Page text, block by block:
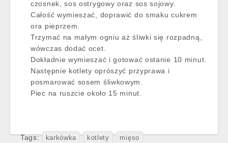
czosnek, sos ostrygowy oraz sos sojowy.
Całość wymieszać, doprawić do smaku cukrem
ora pieprzem.
Trzymać na małym ogniu aż śliwki się rozpadną,
wówczas dodać ocet.
Dokładnie wymieszać i gotować ostanie 10 minut.
Następnie kotlety oprószyć przyprawa i
posmarować sosem śliwkowym.
Piec na ruszcie około 15 minut.
Tags: karkówka kotlety mięso